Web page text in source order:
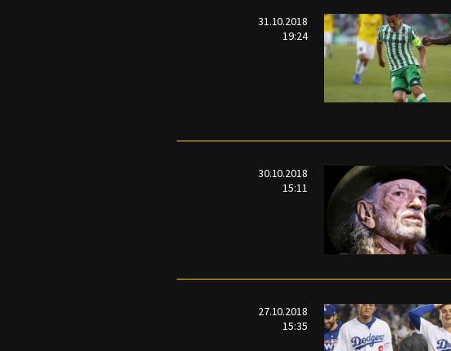
31.10.2018
19:24
30.10.2018
15:11
27.10.2018
15:35